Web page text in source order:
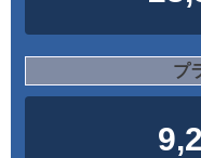
プ